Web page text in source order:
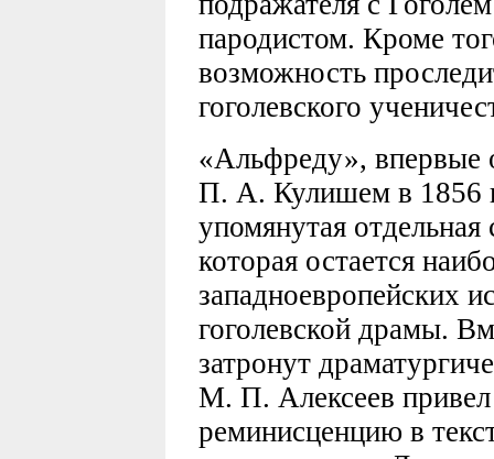
пародистом. Кроме
возможность
гоголевского
«Альфреду», впервые
П. А. Кулишем в 1856
упомянутая
которая остается
западноевропейских
гоголевской драмы.
затронут
М. П. Алексеев
реминисценцию в